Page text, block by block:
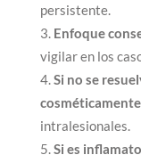
persistente.
Enfoque
vigilar en los
Si no se
intralesionales.
Si es